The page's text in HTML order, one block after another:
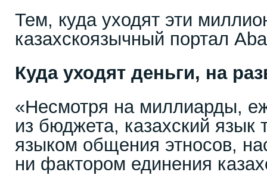
Тем, куда уходят эти
казахскоязычный портал
Куда уходят деньги, на
«Несмотря на миллиарды,
из бюджета, казахский язык
языком общения этносов,
ни фактором единения